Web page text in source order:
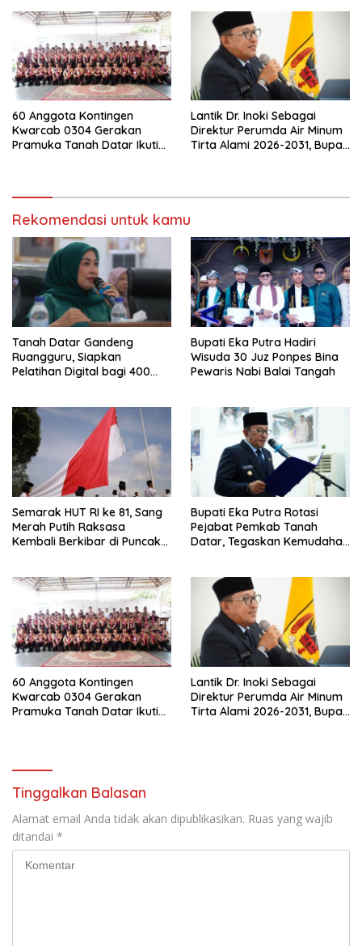
60 Anggota Kontingen
Kwarcab 0304 Gerakan
Pramuka Tanah Datar Ikuti
Lantik Dr. Inoki Sebagai
Direktur Perumda Air Minum
Tirta Alami 2026-2031, Bupati
Rekomendasi untuk kamu
Tanah Datar Gandeng
Ruangguru, Siapkan
Pelatihan Digital bagi 400
Bupati Eka Putra Hadiri
Wisuda 30 Juz Ponpes Bina
Pewaris Nabi Balai Tangah
Semarak HUT RI ke 81, Sang
Merah Putih Raksasa
Kembali Berkibar di Puncak
Bupati Eka Putra Rotasi
Pejabat Pemkab Tanah
Datar, Tegaskan Kemudahan
60 Anggota Kontingen
Kwarcab 0304 Gerakan
Pramuka Tanah Datar Ikuti
Lantik Dr. Inoki Sebagai
Direktur Perumda Air Minum
Tirta Alami 2026-2031, Bupati
Tinggalkan Balasan
Alamat email Anda tidak akan dipublikasikan. Ruas yang wajib
ditandai *